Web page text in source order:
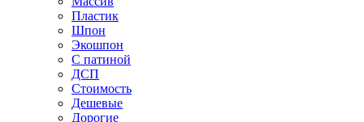
Пластик
Шпон
Экошпон
С патиной
ДСП
Стоимость
Дешевые
Дорогие